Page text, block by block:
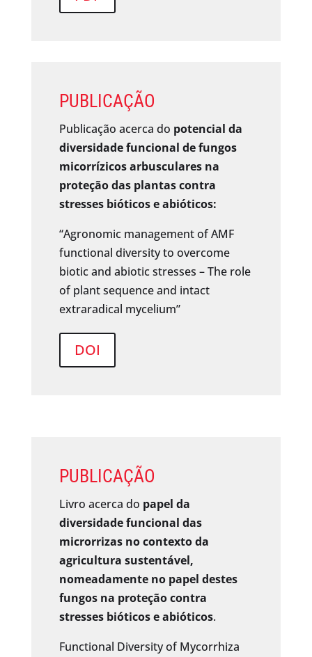
PUBLICAÇÃO
Publicação acerca do potencial da
diversidade funcional de fungos
micorrízicos arbusculares na
proteção das plantas contra
stresses bióticos e abióticos:
“Agronomic management of AMF
functional diversity to overcome
biotic and abiotic stresses – The role
of plant sequence and intact
extraradical mycelium”
DOI
PUBLICAÇÃO
Livro acerca do papel da
diversidade funcional das
microrrizas no contexto da
agricultura sustentável,
nomeadamente no papel destes
fungos na proteção contra
stresses bióticos e abióticos.
Functional Diversity of Mycorrhiza